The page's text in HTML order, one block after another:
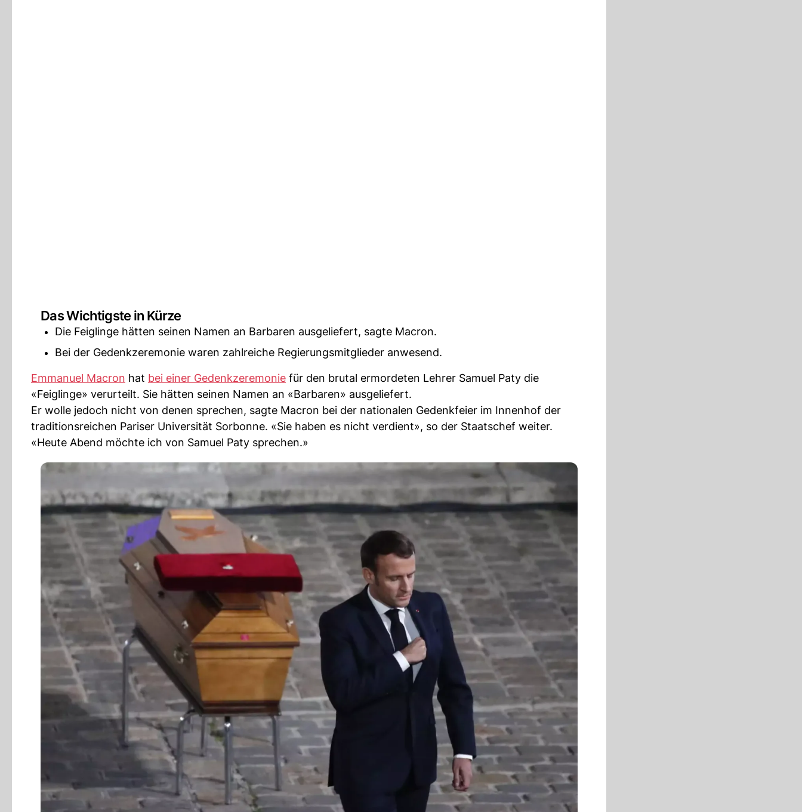
Das Wichtigste in Kürze
Die Feiglinge hätten seinen Namen an Barbaren ausgeliefert, sagte Macron.
Bei der Gedenkzeremonie waren zahlreiche Regierungsmitglieder anwesend.
Emmanuel Macron hat bei einer Gedenkzeremonie für den brutal ermordeten Lehrer Samuel Paty die
«Feiglinge» verurteilt. Sie hätten seinen Namen an «Barbaren» ausgeliefert.
Er wolle jedoch nicht von denen sprechen, sagte Macron bei der nationalen Gedenkfeier im Innenhof der
traditionsreichen Pariser Universität Sorbonne. «Sie haben es nicht verdient», so der Staatschef weiter.
«Heute Abend möchte ich von Samuel Paty sprechen.»